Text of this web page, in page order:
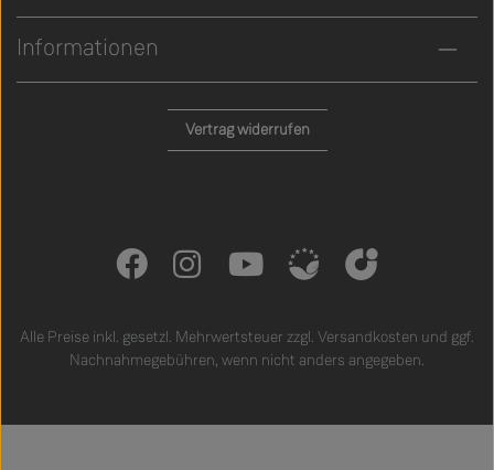
Informationen
Vertrag widerrufen
Alle Preise inkl. gesetzl. Mehrwertsteuer zzgl. Versandkosten und ggf.
Nachnahmegebühren, wenn nicht anders angegeben.